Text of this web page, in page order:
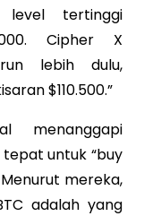
tertinggi
Cipher X
lebih dulu,
$110.500.”
menanggapi
untuk “buy
mereka,
adalah yang